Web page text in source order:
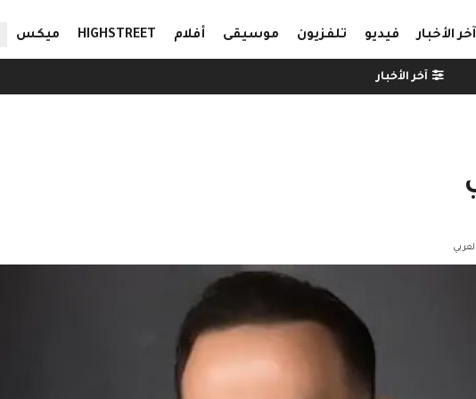
آخر الأخبار فيديو تلفزيون موسيقى أفلام HIGHSTREET ميكس
آخر الأخبار